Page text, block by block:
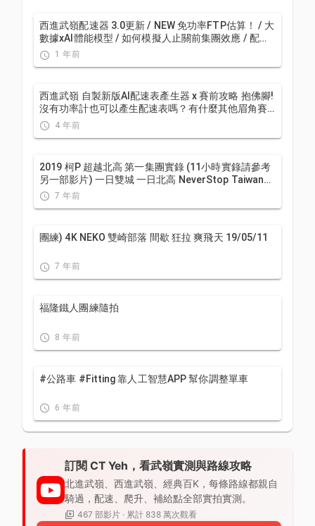
西進武嶺配速器 3.0更新 / NEW 免功率FTP估算！ / 大
數據xAI體能模型 / 如何模擬人止關前集團效應 / 配速
儲存功能 / AI全台自行車賽事行事曆 / 公路車 / CT
Yeh
1 年前
西進武嶺 自製新版AI配速表產生器 x 賽前攻略 抱佛腳!
沒有功率計也可以產生配速表嗎？有什麼其他眉角賽
前要注意的呢? | 西進武嶺 / 東進武嶺 KOM 攻略 | 公路
車 | CT Yeh
4 年前
2019 柯P 超越北高 第一集團實錄 (11小時實錄請參考
另一部影片) 一日雙城 一日北高 NeverStop Taiwan
Long Distance Cycling Challenge
7 年前
團練) 4K NEKO 雙崎部落 間歇 狂拉 爽飛天 19/05/11
7 年前
福隆鐵人團練隨拍
8 年前
#公路車 #Fitting 靠人工智慧APP 幫你調整單車
6 年前
訂閱 CT Yeh，看武嶺實測與路線攻略
北進武嶺、西進武嶺、經典百K，每條路線都親自
騎過，配速、爬升、補給點全部實拍實測。
467 部影片 · 累計 838 萬次觀看